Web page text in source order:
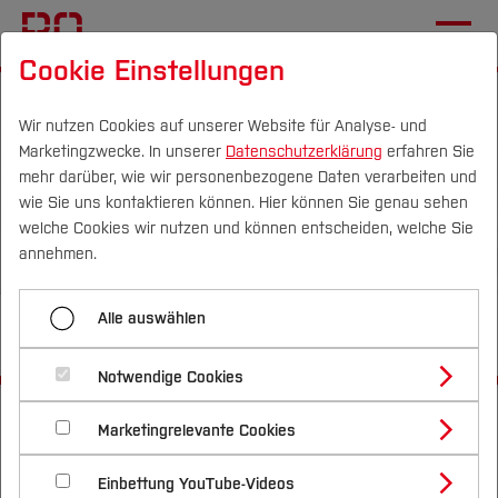
Campus Personen DE|EN Quicklinks
Studium
Studienangebote
Bachelorstudiengänge
Masterstudiengänge
Vor dem Studium
Bewerben & Einschreiben
Bewerbungsportal
Im Studium
Studienbüros und Prüfungen
Nach dem Studium
Forschung & Transfer
Profil
Forschungs- und Transferprofil
Schwerpunkte (FuT)
Beratung & Förderung
Nachhaltigkeit
Nachhaltigkeit studieren
International
International
Startseite
Fachbereiche
Bau- und Umweltingenieurwesen
International
Cookie Einstellungen
Wir nutzen Cookies auf unserer Website für Analyse- und
Marketingzwecke. In unserer Datenschutzerklärung erfahren Sie
mehr darüber, wie wir personenbezogene Daten verarbeiten und
wie Sie uns kontaktieren können. Hier können Sie genau sehen
welche Cookies wir nutzen und können entscheiden, welche Sie
annehmen.
Alle auswählen
Notwendige Cookies
Marketingrelevante Cookies
Einbettung YouTube-Videos